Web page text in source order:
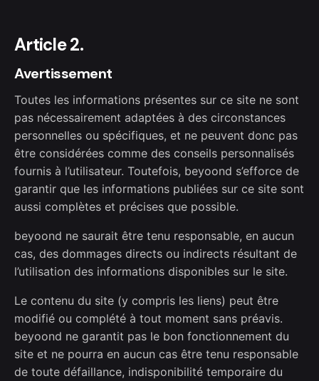
Article 2.
Avertissement
Toutes les informations présentes sur ce site ne sont
pas nécessairement adaptées à des circonstances
personnelles ou spécifiques, et ne peuvent donc pas
être considérées comme des conseils personnalisés
fournis à l’utilisateur. Toutefois, beyoond s’efforce de
garantir que les informations publiées sur ce site sont
aussi complètes et précises que possible.
beyoond ne saurait être tenu responsable, en aucun
cas, des dommages directs ou indirects résultant de
l’utilisation des informations disponibles sur le site.
Le contenu du site (y compris les liens) peut être
modifié ou complété à tout moment sans préavis.
beyoond ne garantit pas le bon fonctionnement du
site et ne pourra en aucun cas être tenu responsable
de toute défaillance, indisponibilité temporaire du